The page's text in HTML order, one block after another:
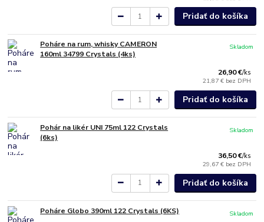
Pridať do košíka
Poháre na rum, whisky CAMERON
160ml 34799 Crystals (4ks)
26,90 €/ks
21,87 € bez DPH
Skladom
Pridať do košíka
Pohár na likér UNI 75ml 122 Crystals
(6ks)
36,50 €/ks
29,67 € bez DPH
Skladom
Pridať do košíka
Poháre Globo 390ml 122 Crystals (6KS)
Skladom